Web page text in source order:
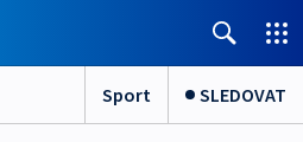
Sport SLEDOVAT